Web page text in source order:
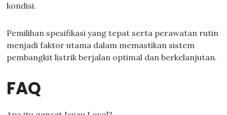
kondisi.
Pemilihan spesifikasi yang tepat serta perawatan rutin
menjadi faktor utama dalam memastikan sistem
pembangkit listrik berjalan optimal dan berkelanjutan.
FAQ